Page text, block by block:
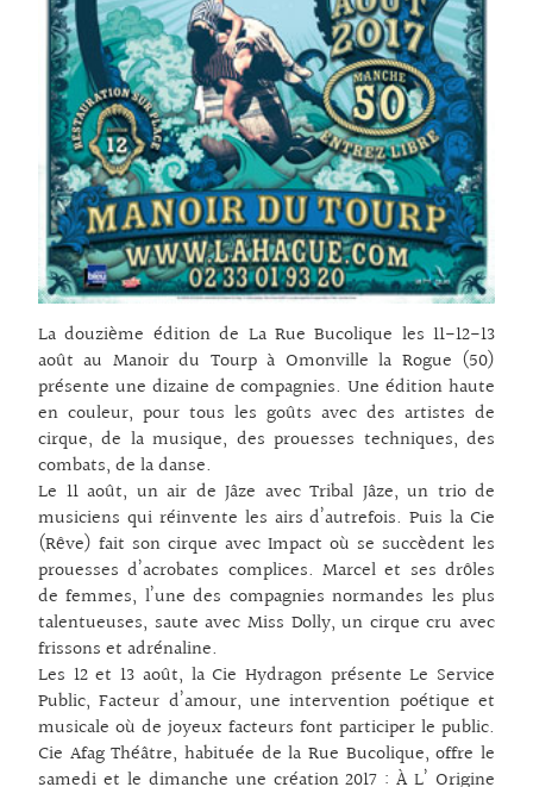
La douzième édition de La Rue Bucolique les 11-12-13
août au Manoir du Tourp à Omonville la Rogue (50)
présente une dizaine de compagnies. Une édition haute
en couleur, pour tous les goûts avec des artistes de
cirque, de la musique, des prouesses techniques, des
combats, de la danse.
Le 11 août, un air de Jâze avec Tribal Jâze, un trio de
musiciens qui réinvente les airs d’autrefois. Puis la Cie
(Rêve) fait son cirque avec Impact où se succèdent les
prouesses d’acrobates complices. Marcel et ses drôles
de femmes, l’une des compagnies normandes les plus
talentueuses, saute avec Miss Dolly, un cirque cru avec
frissons et adrénaline.
Les 12 et 13 août, la Cie Hydragon présente Le Service
Public, Facteur d’amour, une intervention poétique et
musicale où de joyeux facteurs font participer le public.
Cie Afag Théâtre, habituée de la Rue Bucolique, offre le
samedi et le dimanche une création 2017 : À L’ Origine